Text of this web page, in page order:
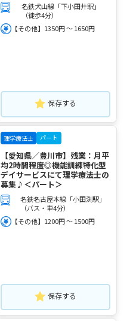
名鉄犬山線「下小田井駅」
（徒歩4分）
【その他】1350円 ～ 1650円
保存する
理学療法士 パート
【愛知県／豊川市】残業：月平
均2時間程度◎機能訓練特化型
デイサービスにて理学療法士の
募集♪＜パート＞
名鉄名古屋本線「小田渕駅」
（バス・車4分）
【その他】1200円 ～ 1500円
保存する